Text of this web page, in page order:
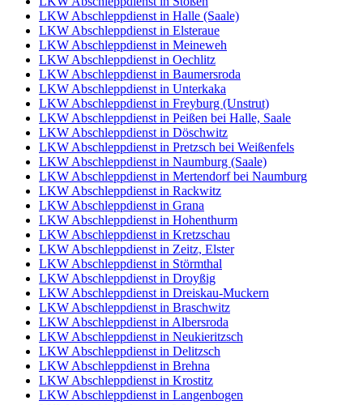
LKW Abschleppdienst in Halle (Saale)
LKW Abschleppdienst in Elsteraue
LKW Abschleppdienst in Meineweh
LKW Abschleppdienst in Oechlitz
LKW Abschleppdienst in Baumersroda
LKW Abschleppdienst in Unterkaka
LKW Abschleppdienst in Freyburg (Unstrut)
LKW Abschleppdienst in Peißen bei Halle, Saale
LKW Abschleppdienst in Döschwitz
LKW Abschleppdienst in Pretzsch bei Weißenfels
LKW Abschleppdienst in Naumburg (Saale)
LKW Abschleppdienst in Mertendorf bei Naumburg
LKW Abschleppdienst in Rackwitz
LKW Abschleppdienst in Grana
LKW Abschleppdienst in Hohenthurm
LKW Abschleppdienst in Kretzschau
LKW Abschleppdienst in Zeitz, Elster
LKW Abschleppdienst in Störmthal
LKW Abschleppdienst in Droyßig
LKW Abschleppdienst in Dreiskau-Muckern
LKW Abschleppdienst in Braschwitz
LKW Abschleppdienst in Albersroda
LKW Abschleppdienst in Neukieritzsch
LKW Abschleppdienst in Delitzsch
LKW Abschleppdienst in Brehna
LKW Abschleppdienst in Krostitz
LKW Abschleppdienst in Langenbogen